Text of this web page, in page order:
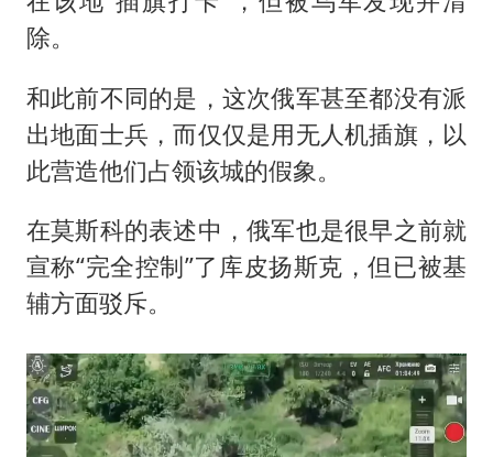
除。
和此前不同的是，这次俄军甚至都没有派
出地面士兵，而仅仅是用无人机插旗，以
此营造他们占领该城的假象。
在莫斯科的表述中，俄军也是很早之前就
宣称“完全控制”了库皮扬斯克，但已被基
辅方面驳斥。